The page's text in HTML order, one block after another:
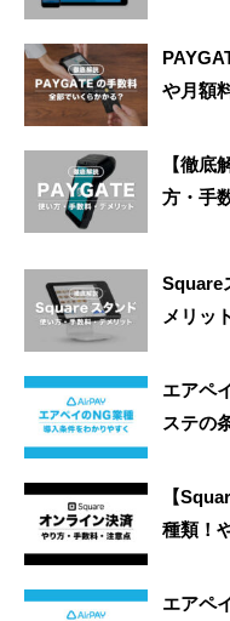
や月額
【徹底
方・手
Square
メリッ
エアペ
ステの
【
種類！
エアペ